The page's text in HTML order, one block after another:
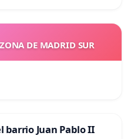
DE MADRID SUR
barrio Juan Pablo II